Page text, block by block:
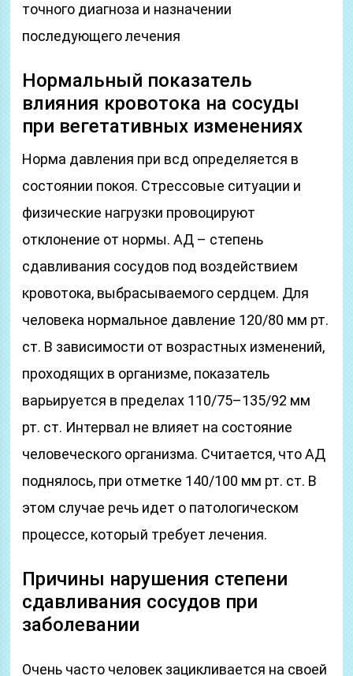
точного диагноза и назначении
последующего лечения
Нормальный показатель
влияния кровотока на сосуды
при вегетативных изменениях
Норма давления при всд определяется в
состоянии покоя. Стрессовые ситуации и
физические нагрузки провоцируют
отклонение от нормы. АД – степень
сдавливания сосудов под воздействием
кровотока, выбрасываемого сердцем. Для
человека нормальное давление 120/80 мм рт.
ст. В зависимости от возрастных изменений,
проходящих в организме, показатель
варьируется в пределах 110/75–135/92 мм
рт. ст. Интервал не влияет на состояние
человеческого организма. Считается, что АД
поднялось, при отметке 140/100 мм рт. ст. В
этом случае речь идет о патологическом
процессе, который требует лечения.
Причины нарушения степени
сдавливания сосудов при
заболевании
Очень часто человек зацикливается на своей